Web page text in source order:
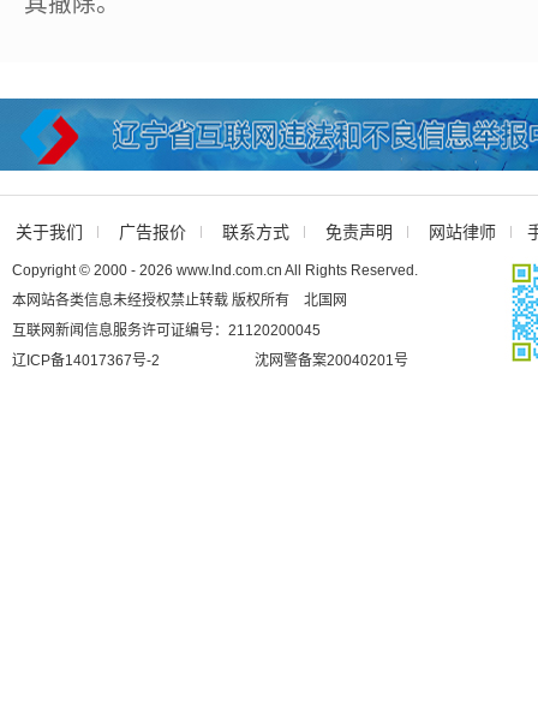
关于我们 广告报价 联系方式 免责声明 网站律师
Copyright © 2000 - 2026 www.lnd.com.cn All Rights Reserved.
本网站各类信息未经授权禁止转载 版权所有 北国网
互联网新闻信息服务许可证编号：21120200045
辽ICP备14017367号-2
沈网警备案20040201号